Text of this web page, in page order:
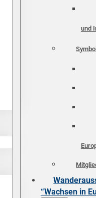
und
“Wachsen in